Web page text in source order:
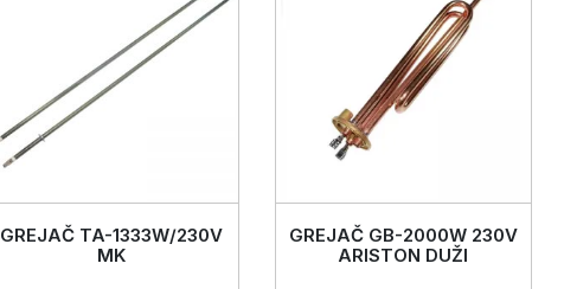
GREJAČ TA-1333W/230V
MK
GREJAČ GB-2000W 230V
ARISTON DUŽI